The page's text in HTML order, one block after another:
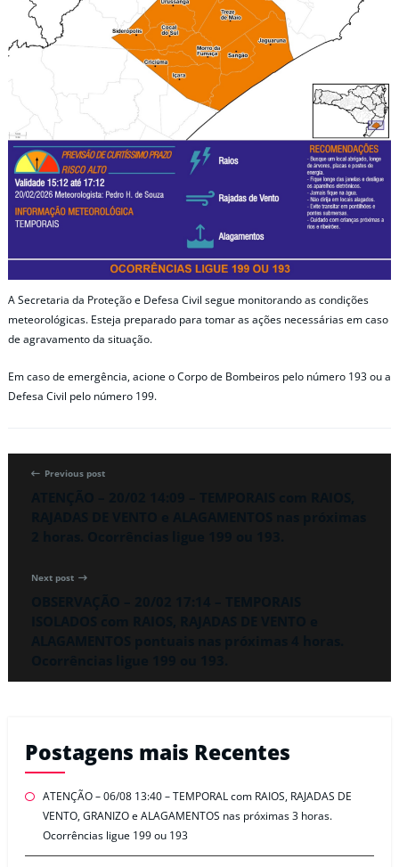
A Secretaria da Proteção e Defesa Civil segue monitorando as condições
meteorológicas. Esteja preparado para tomar as ações necessárias em caso
de agravamento da situação.
Em caso de emergência, acione o Corpo de Bombeiros pelo número 193 ou a
Defesa Civil pelo número 199.
Previous post
Next post
Postagens mais Recentes
ATENÇÃO – 06/08 13:40 – TEMPORAL com RAIOS, RAJADAS DE
VENTO, GRANIZO e ALAGAMENTOS nas próximas 3 horas.
Ocorrências ligue 199 ou 193